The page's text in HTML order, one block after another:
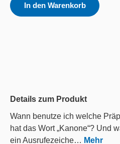
In den Warenkorb
Details zum Produkt
Wann benutze ich welche
hat das Wort „Kanone“? Und
ein Ausrufezeiche… Mehr